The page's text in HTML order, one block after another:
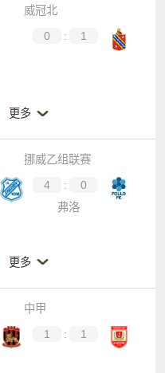
威冠北
0 :
1
更多
挪威乙组联赛
4 :
0
弗洛
更多
中甲
1 :
1